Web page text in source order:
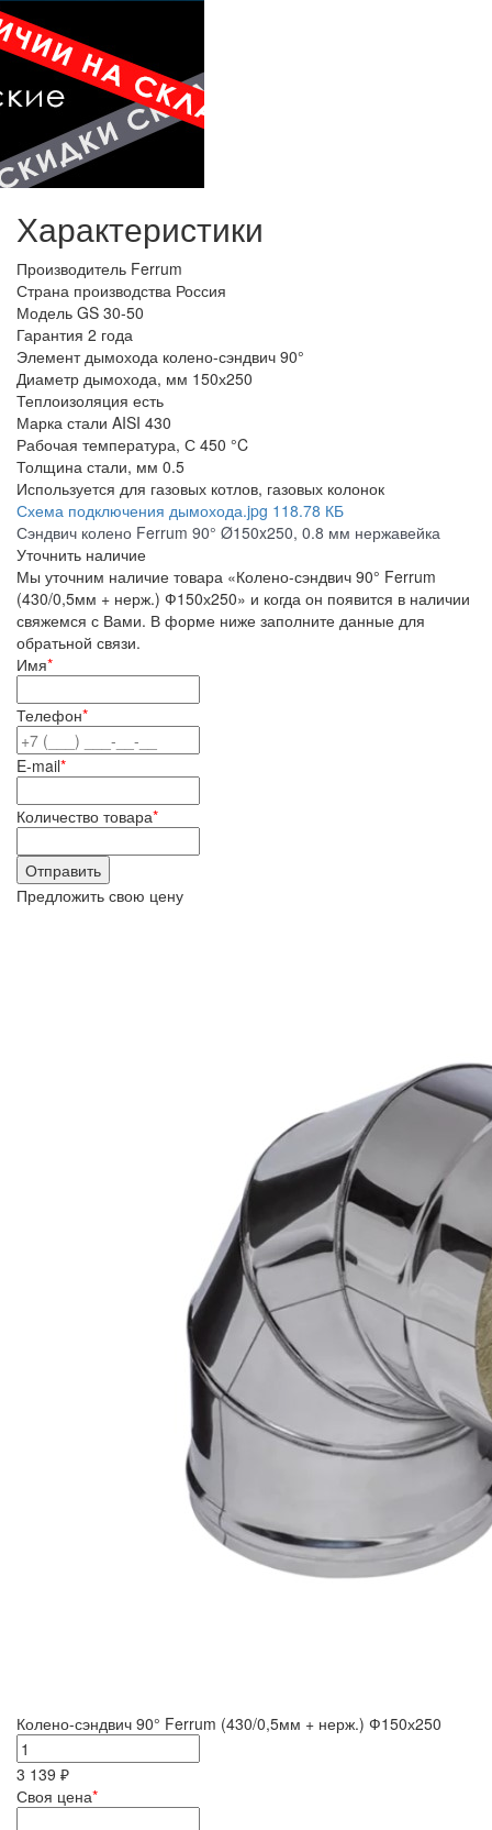
Характеристики
Производитель Ferrum
Страна производства Россия
Модель GS 30-50
Гарантия 2 года
Элемент дымохода колено-сэндвич 90°
Диаметр дымохода, мм 150х250
Теплоизоляция есть
Марка стали AISI 430
Рабочая температура, С 450 °C
Толщина стали, мм 0.5
Используется для газовых котлов, газовых колонок
Схема подключения дымохода.jpg 118.78 КБ
Сэндвич колено Ferrum 90° Ø150x250, 0.8 мм нержавейка
Уточнить наличие
Мы уточним наличие товара «Колено-сэндвич 90° Ferrum
(430/0,5мм + нерж.) Ф150х250» и когда он появится в наличии
свяжемся с Вами. В форме ниже заполните данные для
обратьной связи.
Имя*
Телефон*
E-mail*
Количество товара*
Предложить свою цену
Колено-сэндвич 90° Ferrum (430/0,5мм + нерж.) Ф150х250
3 139 ₽
Своя цена*